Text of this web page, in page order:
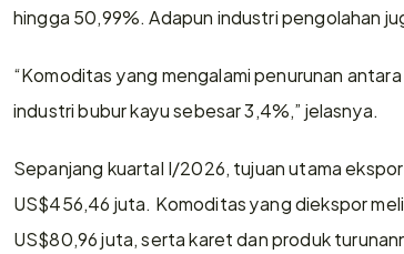
hingga 50,99%. Adapun industri pengolahan
“Komoditas yang mengalami penurunan
industri bubur kayu sebesar 3,4%,” jelasnya.
Sepanjang kuartal I/2026, tujuan utama
US$456,46 juta. Komoditas yang diekspor
US$80,96 juta, serta karet dan produk